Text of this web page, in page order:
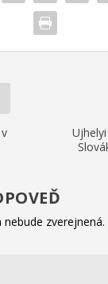
zverejnená.